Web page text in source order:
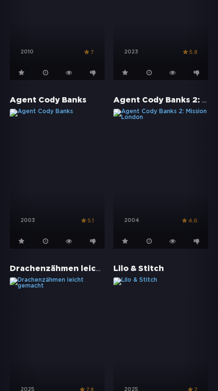
2010 7 2023 5.8
Agent Cody Banks
2003 5.1
Agent Cody Banks 2: Mission London
2004 4.6
Drachenzähmen leicht gemacht
2025
Lilo & Stitch
2025